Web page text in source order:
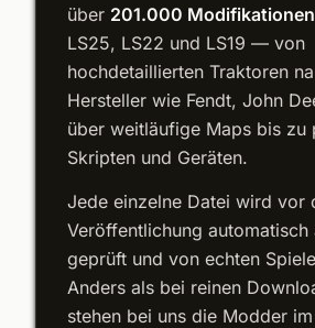
über 201.000 Modifikationen
LS25, LS22 und LS19 — von
hochdetaillierten Traktoren
Hersteller wie Fendt, John
über weitläufige Maps bis zu
Skripten und Geräten.
Jede einzelne Datei wird vor
Veröffentlichung automatisch
geprüft und von echten
Anders als bei reinen
stehen bei uns die Modder